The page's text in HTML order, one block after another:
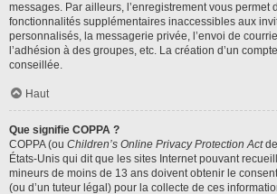
messages. Par ailleurs, l’enregistrement vous permet
fonctionnalités supplémentaires inaccessibles aux
personnalisés, la messagerie privée, l’envoi de
l’adhésion à des groupes, etc. La création d’un
conseillée.
Haut
Que signifie COPPA ?
COPPA (ou Children’s Online Privacy Protection Act
États-Unis qui dit que les sites Internet pouvant
mineurs de moins de 13 ans doivent obtenir le
(ou d’un tuteur légal) pour la collecte de ces